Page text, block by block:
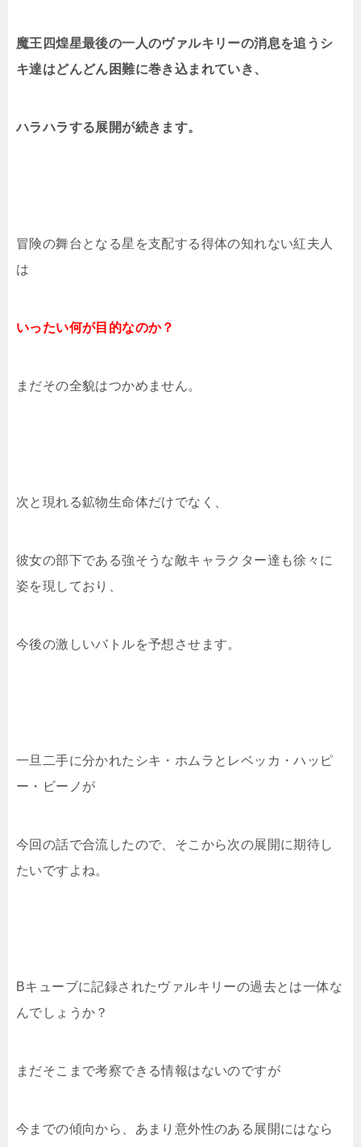
魔王四煌星最後の一人のヴァルキリーの消息を追うシ
キ達はどんどん困難に巻き込まれていき、
ハラハラする展開が続きます。
冒険の舞台となる星を支配する得体の知れない紅夫人
は
いったい何が目的なのか？
まだその全貌はつかめません。
次と現れる鉱物生命体だけでなく、
彼女の部下である強そうな敵キャラクター達も徐々に
姿を現しており、
今後の激しいバトルを予想させます。
一旦二手に分かれたシキ・ホムラとレベッカ・ハッピ
ー・ビーノが
今回の話で合流したので、そこから次の展開に期待し
たいですよね。
Bキューブに記録されたヴァルキリーの過去とは一体な
んでしょうか？
まだそこまで考察できる情報はないのですが
今までの傾向から、あまり意外性のある展開にはなら